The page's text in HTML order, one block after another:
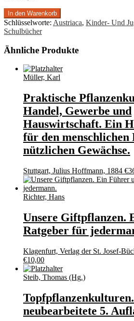
In den Warenkorb
Schlüsselworte: Austriaca, Kinder- Und
Schulbücher
Ähnliche Produkte
Müller, Karl
Praktische
Handel, Gewerbe und
Hauswirtschaft. Ein
für den menschlichen
nützlichen Gewächse.
Stuttgart, Julius Hoffmann, 1884 €
Richter, Hans
Unsere Giftpflanzen.
Ratgeber für
Klagenfurt, Verlag der St. Josef-
€10,00
Steib, Thomas (Hg.)
neubearbeitete 5.